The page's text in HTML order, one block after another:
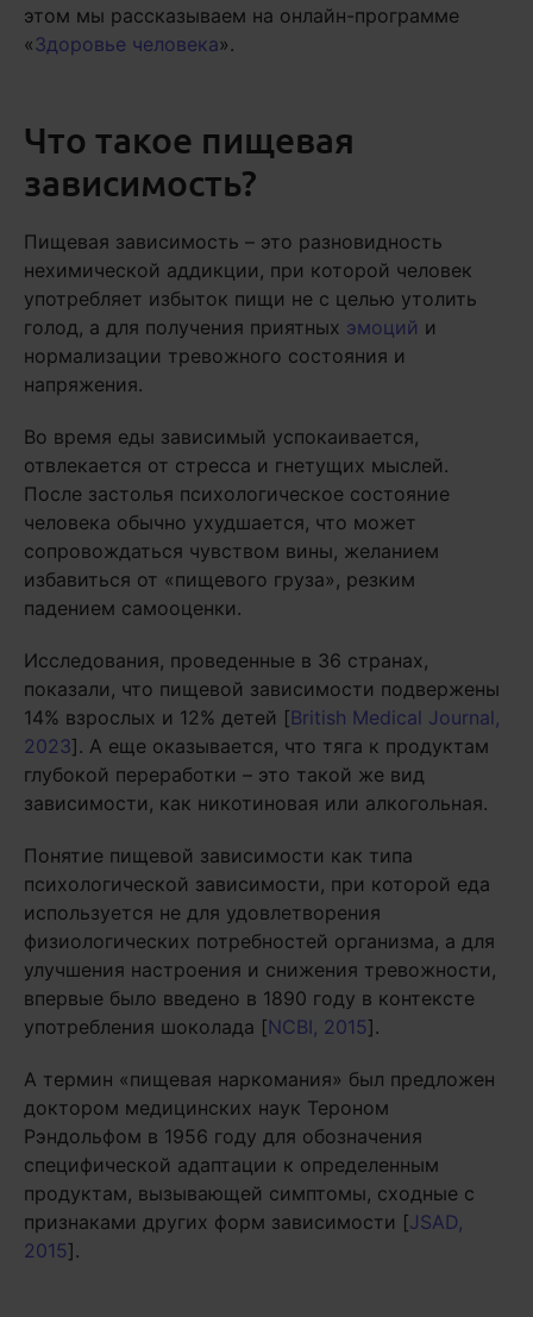
этом мы рассказываем на онлайн-программе
«Здоровье человека».
Что такое пищевая
зависимость?
Пищевая зависимость – это разновидность
нехимической аддикции, при которой человек
употребляет избыток пищи не с целью утолить
голод, а для получения приятных эмоций и
нормализации тревожного состояния и
напряжения.
Во время еды зависимый успокаивается,
отвлекается от стресса и гнетущих мыслей.
После застолья психологическое состояние
человека обычно ухудшается, что может
сопровождаться чувством вины, желанием
избавиться от «пищевого груза», резким
падением самооценки.
Исследования, проведенные в 36 странах,
показали, что пищевой зависимости подвержены
14% взрослых и 12% детей [British Medical Journal,
2023]. А еще оказывается, что тяга к продуктам
глубокой переработки – это такой же вид
зависимости, как никотиновая или алкогольная.
Понятие пищевой зависимости как типа
психологической зависимости, при которой еда
используется не для удовлетворения
физиологических потребностей организма, а для
улучшения настроения и снижения тревожности,
впервые было введено в 1890 году в контексте
употребления шоколада [NCBI, 2015].
А термин «пищевая наркомания» был предложен
доктором медицинских наук Тероном
Рэндольфом в 1956 году для обозначения
специфической адаптации к определенным
продуктам, вызывающей симптомы, сходные с
признаками других форм зависимости [JSAD,
2015].